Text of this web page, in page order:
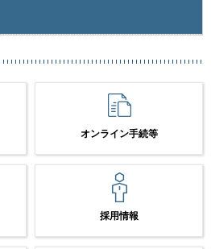
オンライン手続等
採用情報